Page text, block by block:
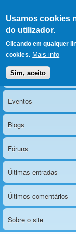
Usamos cookies
do utilizador.
Clicando em qualquer
cookies. Mais info
Sim, aceito
Menu principal
Notícias
Eventos
Blogs
Fóruns
Últimas entradas
Últimos comentários
Sobre o site